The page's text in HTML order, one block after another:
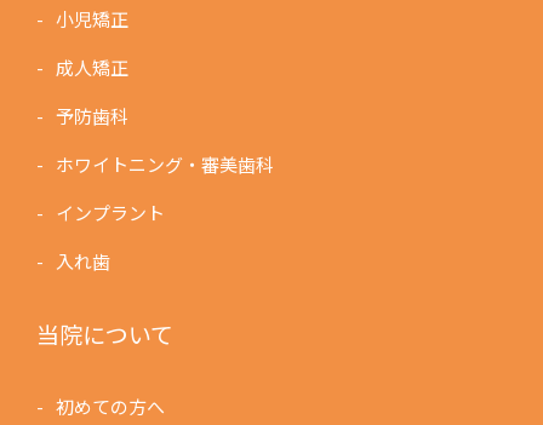
小児矯正
成人矯正
予防歯科
ホワイトニング・審美歯科
インプラント
入れ歯
当院について
初めての方へ